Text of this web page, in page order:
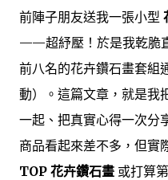
前陣子朋友送我一張小型
——超紓壓！於是我乾脆
前八名的花卉鑽石畫套組
動）。這篇文章，就是我
一起、把真實心得一次分
商品看起來差不多，但實
TOP 花卉鑽石畫 或打算